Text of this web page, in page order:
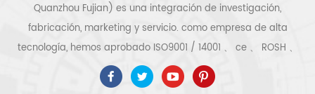
Quanzhou Fujian) es una integración de investigación,
fabricación, marketing y servicio. como empresa de alta
tecnología, hemos aprobado ISO9001 / 14001 、 ce 、 ROSH 、
ETL 、 CQC 、 certificación ccc de calidad y seguridad,
certificación empresarial de alta tecnología, etc. El sistema y el